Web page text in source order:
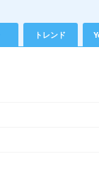
トレンド